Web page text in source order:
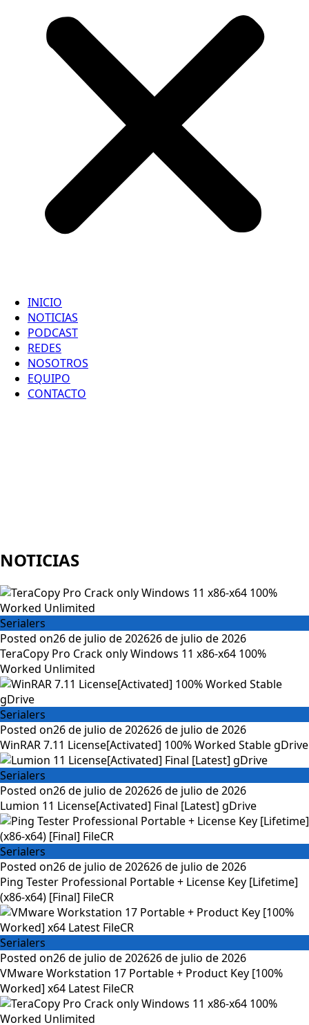
INICIO
NOTICIAS
PODCAST
REDES
NOSOTROS
EQUIPO
CONTACTO
NOTICIAS
Serialers
Posted on26 de julio de 202626 de julio de 2026
TeraCopy Pro Crack only Windows 11 x86-x64 100%
Worked Unlimited
Serialers
Posted on26 de julio de 202626 de julio de 2026
WinRAR 7.11 License[Activated] 100% Worked Stable gDrive
Serialers
Posted on26 de julio de 202626 de julio de 2026
Lumion 11 License[Activated] Final [Latest] gDrive
Serialers
Posted on26 de julio de 202626 de julio de 2026
Ping Tester Professional Portable + License Key [Lifetime]
(x86-x64) [Final] FileCR
Serialers
Posted on26 de julio de 202626 de julio de 2026
VMware Workstation 17 Portable + Product Key [100%
Worked] x64 Latest FileCR